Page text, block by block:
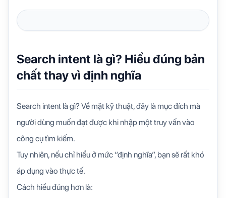
Search intent là gì? Hiểu đúng bản
chất thay vì định nghĩa
Search intent là gì? Về mặt kỹ thuật, đây là mục đích mà
người dùng muốn đạt được khi nhập một truy vấn vào
công cụ tìm kiếm.
Tuy nhiên, nếu chỉ hiểu ở mức “định nghĩa”, bạn sẽ rất khó
áp dụng vào thực tế.
Cách hiểu đúng hơn là: